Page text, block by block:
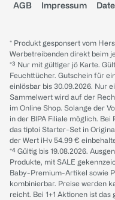
AGB Impressum
* Produkt gesponsert vom
Werbetreibenden direkt beim
*³ Nur mit gültiger jö Karte.
Feuchttücher. Gutschein für
einlösbar bis 30.09.2026. Nur
Sammelwert wird auf der
im Online Shop. Solange der
in der BIPA Filiale möglich.
das tiptoi Starter-Set in
der Wert iHv 54.99 €
*⁴ Gültig bis 19.08.2026.
Produkte, mit SALE
Baby-Premium-Artikel sowie
kombinierbar. Preise werden
reicht. Bei 1+1 Aktionen ist